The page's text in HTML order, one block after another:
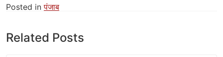
Posted inपंजाब
Related Posts